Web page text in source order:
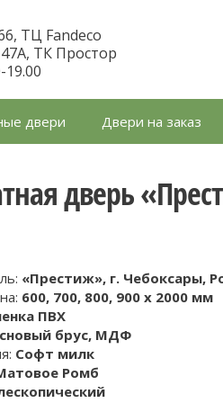
ТЦ Fandeco
ТК Простор
двери Двери на заказ
дверь
«Престиж», г. Чебоксары,
600, 700, 800, 900 x 2000 мм
ПВХ
брус, МДФ
Софт милк
Ромб